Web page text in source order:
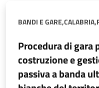
BANDI E GARE,CALABRIA,
Procedura di gara
costruzione e
passiva a banda